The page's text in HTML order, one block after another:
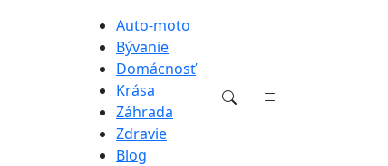
Auto-moto
Bývanie
Domácnosť
Krása
Záhrada
Zdravie
Blog